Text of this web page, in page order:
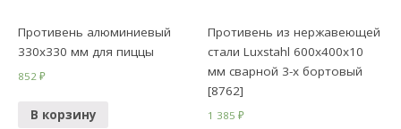
Противень алюминиевый
330х330 мм для пиццы
852₽
В корзину
Противень из нержавеющей
стали Luxstahl 600х400х10
мм сварной 3-х бортовый
[8762]
1 385₽